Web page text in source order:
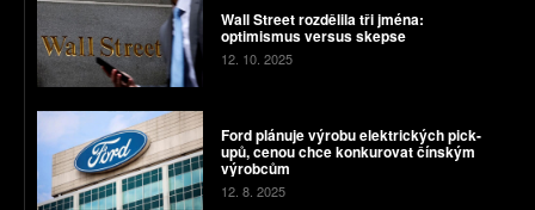
Wall Street rozdělila tři jména:
optimismus versus skepse
12. 10. 2025
Ford plánuje výrobu elektrických pick-
upů, cenou chce konkurovat čínským
výrobcům
12. 8. 2025